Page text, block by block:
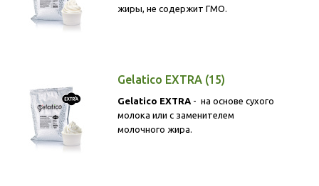
жиры, не содержит ГМО.
Gelatico EXTRA (15)
Gelatico EXTRA - на основе сухого
молока или с заменителем
молочного жира.